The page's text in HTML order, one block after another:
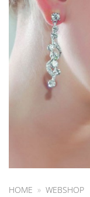
HOME » WEBSHOP